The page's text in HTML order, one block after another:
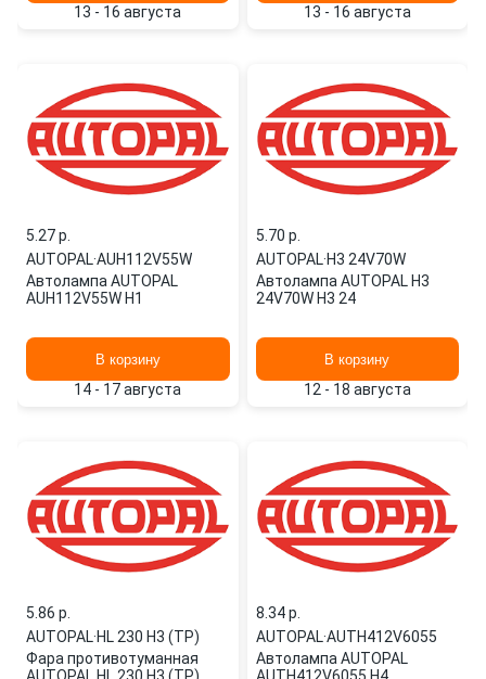
13 - 16 августа 13 - 16 августа
5.27 p.
AUTOPAL·AUH112V55W
Автолампа AUTOPAL
AUH112V55W H1
В корзину
14 - 17 августа
5.70 p.
AUTOPAL·H3 24V70W
Автолампа AUTOPAL H3
24V70W H3 24
В корзину
12 - 18 августа
5.86 p.
AUTOPAL·HL 230 H3 (TP)
Фара противотуманная
8.34 p.
AUTOPAL·AUTH412V6055
Автолампа AUTOPAL